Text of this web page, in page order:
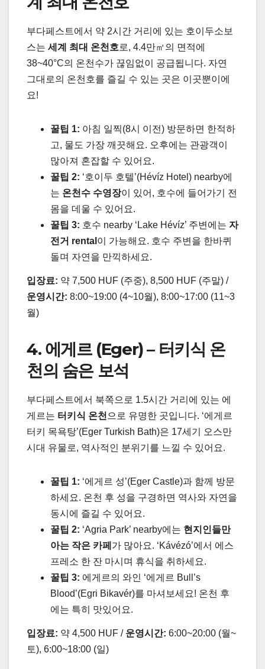
부다페스트에서 약 2시간 거리에 있는 호이두소보
스는 세계 최대 온천호 로, 4.4만㎡의 면적에
38~40°C의 온천수가 끊임없이 공급됩니다. 자연
그대로의 온천호를 즐길 수 있는 곳은 이곳뿐이에
요!
꿀팁 1: 아침 일찍(8시 이전) 방문하면 한적하
고, 물도 가장 깨끗해요. 오후에는 관광객이
많아져 혼잡할 수 있어요.
꿀팁 2: ‘호이두 호텔’(Hévíz Hotel) nearby에
는 온천수 수영장이 있어, 호수에 들어가기 전
몸을 데울 수 있어요.
꿀팁 3: 호수 nearby ‘Lake Hévíz’ 주변에는 자
전거 rental 이 가능해요. 호수 주변을 한바퀴
돌며 자연을 만끽하세요.
입장료: 약 7,500 HUF (주중), 8,500 HUF (주말) /
운영시간: 8:00~19:00 (4~10월), 8:00~17:00 (11~3
월)
4. 에게르 (Eger) – 터키식 온
천의 숨은 보석
부다페스트에서 북쪽으로 1.5시간 거리에 있는 에
게르는 터키식 온천 으로 유명한 곳입니다. ‘에게르
터키 목욕탕’(Eger Turkish Bath)은 17세기 오스만
시대 유물로, 역사적인 분위기를 느낄 수 있어요.
꿀팁 1: ‘에게르 성’(Eger Castle)과 함께 방문
하세요. 온천 후 성을 구경하면 역사와 자연을
동시에 즐길 수 있어요.
꿀팁 2: ‘Agria Park’ nearby에는 현지인들만
아는 작은 카페 가 많아요. ‘Kávézó’에서 에스
프레소 한 잔 마시며 휴식을 취하세요.
꿀팁 3: 에게르의 와인 ‘에게르 Bull’s
Blood’(Egri Bikavér)를 마셔보세요! 온천 후
에는 특히 맛있어요.
입장료: 약 4,500 HUF / 운영시간: 6:00~20:00 (월~
토), 6:00~18:00 (일)